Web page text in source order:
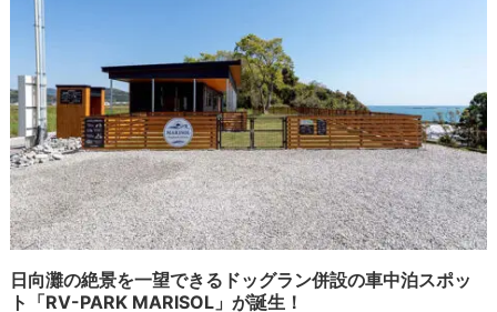
日向灘の絶景を一望できるドッグラン併設の車中泊スポッ
ト「RV-PARK MARISOL」が誕生！